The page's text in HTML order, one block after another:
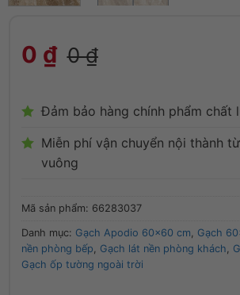
0 ₫ 0₫
Đảm bảo hàng chính phẩm chất
Miễn phí vận chuyển nội thành
vuông
Mã sản phẩm: 66283037
Danh mục: Gạch Apodio 60x60 cm Gạch
nền phòng bếp
Gạch lát nền phòng khách
Gạch ốp tường ngoài trời